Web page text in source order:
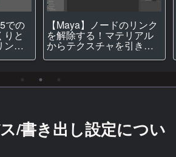
での
りと
ン
【Maya】ノードのリンク
を解除する！マテリアル
からテクスチャを引き剝
/書き出し設定につい